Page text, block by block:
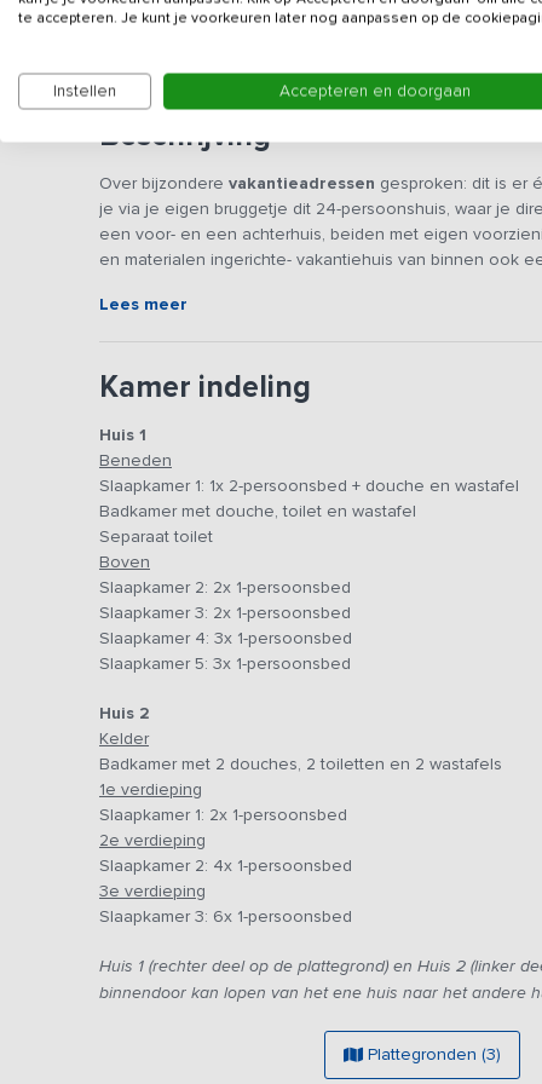
Gegevens van de
Beschrijving
Over bijzondere vakantieadressen gesproken: dit is er
je via je eigen bruggetje dit 24-persoonshuis, waar je
een voor- en een achterhuis, beiden met eigen
en materialen ingerichte- vakantiehuis van binnen ook
om een paar dagen met familie of vrienden de reuring
van hout, metaal en rustige kleuren, doen de ruimtes
een knus hoekje om de krant te lezen, gaat een ander
vriend. In de ruime, goed uitgeruste keukens kun je je
keukenbenodigdheden voor handen, maar vooral heel
het hele gezelschap samen aan de lange tafel
herinneringen ophalen. Standaard staan in beide huizen
klaarzetten, dat bij aankomst al 24 stoelen in het
In huis 1 is beneden een badkamer met douche, toilet
badkamer. De overige 4 slaapkamers bevinden zich op
persoonskamers, welke samen de ruime badkamer met
voor 4 personen en de laatste slaapkamer beschikt
badkamer met twee douches, twee toiletten en 2
gewekt wordt door een concert van vogelgeluiden, een
Rondom het huis is de tuin gelegen. De kinderen
trampoline en de ouders kunnen lekker ontspannen en
zonnestralen. Een heerlijke plek om samen te zitten en
genot van goede gesprekken en een afsluitend drankje.
Lees meer
Kamer indeling
Huis 1
Beneden
Slaapkamer 1: 1x 2-persoonsbed + douche en wastafel
Badkamer met douche, toilet en wastafel
Separaat toilet
Boven
Slaapkamer 2: 2x 1-persoonsbed
Slaapkamer 3: 2x 1-persoonsbed
Slaapkamer 4: 3x 1-persoonsbed
Slaapkamer 5: 3x 1-persoonsbed
Huis 2
Kelder
Badkamer met 2 douches, 2 toiletten en 2 wastafels
1e verdieping
Slaapkamer 1: 2x 1-persoonsbed
2e verdieping
Slaapkamer 2: 4x 1-persoonsbed
3e verdieping
Slaapkamer 3: 6x 1-persoonsbed
Huis 1 (rechter deel op de plattegrond) en Huis 2 (linker
binnendoor kan lopen van het ene huis naar het andere
Plattegronden (3)
te accepteren. Je kunt je voorkeuren later nog aanpassen op de
Instellen Accepteren en doorgaan